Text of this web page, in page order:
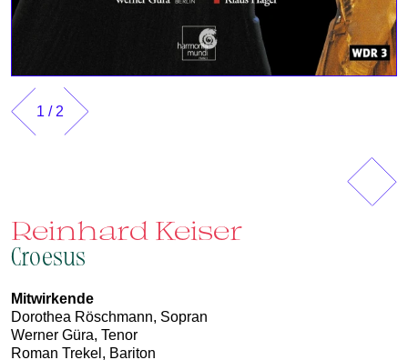
1 / 2
Reinhard Keiser
Croesus
Mitwirkende
Dorothea Röschmann, Sopran
Werner Güra, Tenor
Roman Trekel, Bariton